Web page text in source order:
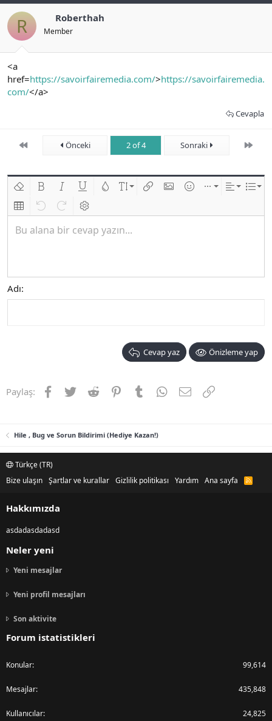
R Roberthah
Member
<a
href=https://savoirfairemedia.com/>https://savoirfairemedia.
com/</a>
Cevapla
First Önceki 2 of 4 Sonraki Son
Biçimlendirmeyi kaldır
Kalın Yatık Altını çiz
Bu alana bir cevap yazın...
Adı
Cevap yaz Önizleme yap
Paylaş: Facebook
TwitterReddit PinterestTumblrWhatsApp
E-postaLink
Hile , Bug ve Sorun Bildirimi (Hediye Kazan!)
Türkçe (TR)
Bize ulaşın Şartlar ve kurallar Gizlilik politikası Yardım Ana sayfa
R
Hakkımızda
asdadasdadasd
Neler yeni
Yeni mesajlar
Yeni profil mesajları
Son aktivite
Forum istatistikleri
Konular 99,614
Mesajlar 435,848
Kullanıcılar 24,825